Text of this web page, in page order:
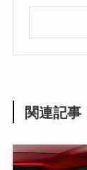
関連記事